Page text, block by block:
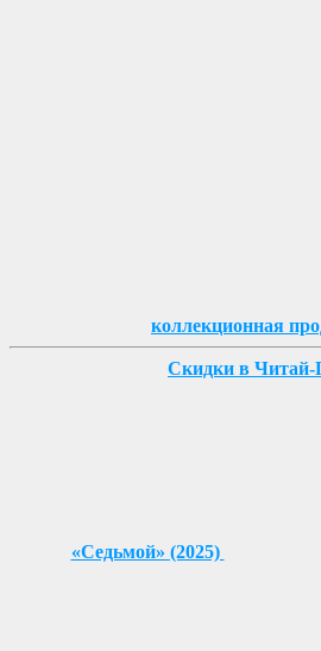
коллекционная
Скидки в Читай-
«Седьмой» (2025)